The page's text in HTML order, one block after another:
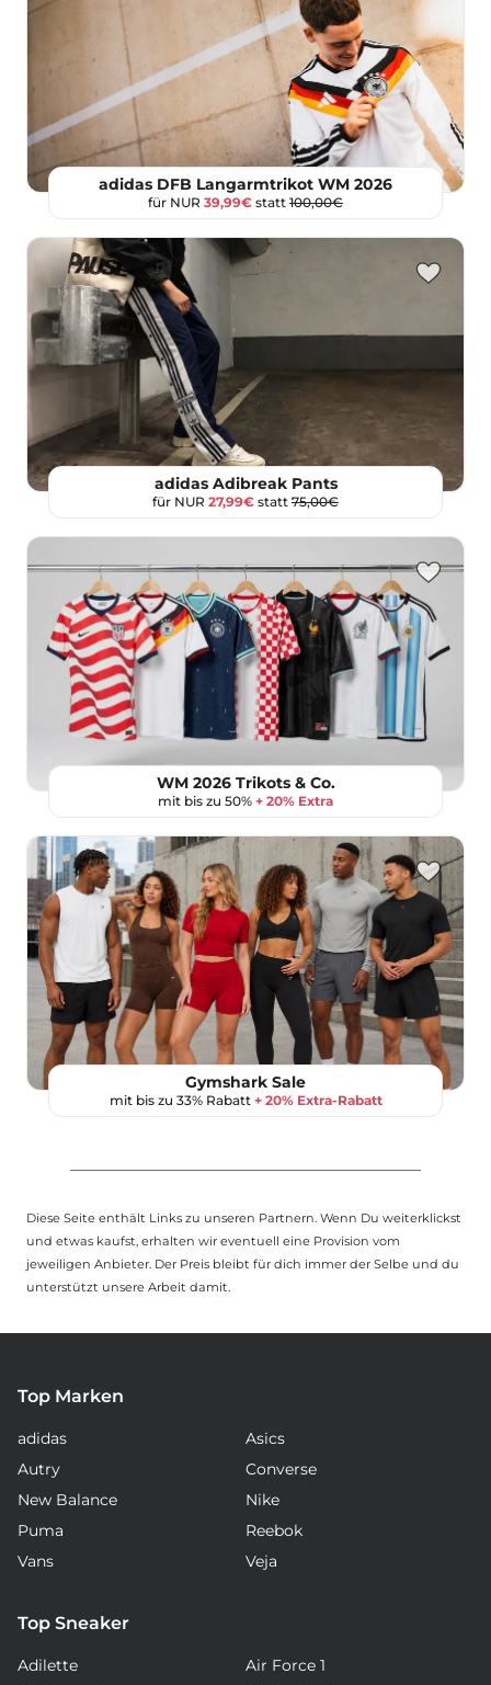
adidas DFB Langarmtrikot WM 2026
für NUR 39,99€ statt 100,00€
adidas Adibreak Pants
für NUR 27,99€ statt 75,00€
WM 2026 Trikots & Co.
mit bis zu 50% + 20% Extra
Gymshark Sale
mit bis zu 33% Rabatt + 20% Extra-Rabatt
Diese Seite enthält Links zu unseren Partnern. Wenn Du weiterklickst
und etwas kaufst, erhalten wir eventuell eine Provision vom
jeweiligen Anbieter. Der Preis bleibt für dich immer der Selbe und du
unterstützt unsere Arbeit damit.
Top Marken
adidas
Asics
Autry
Converse
New Balance
Nike
Puma
Reebok
Vans
Veja
Top Sneaker
Adilette
Air Force 1